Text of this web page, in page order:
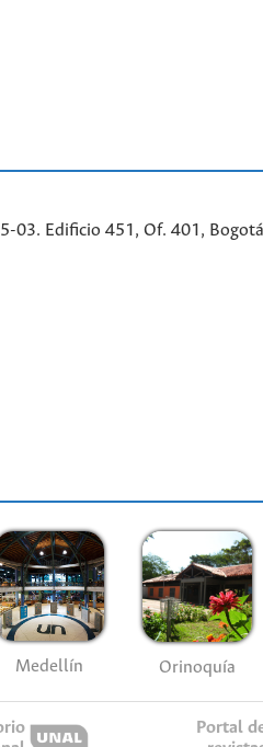
03. Edificio 451, Of. 401,
Medellín Orinoquía
Portal